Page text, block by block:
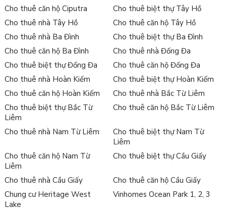
Cho thuê căn hộ Ciputra
Cho thuê biệt thự Tây Hồ
Cho thuê nhà Tây Hồ
Cho thuê căn hộ Tây Hồ
Cho thuê nhà Ba Đình
Cho thuê biệt thự Ba Đình
Cho thuê căn hộ Ba Đình
Cho thuê nhà Đống Đa
Cho thuê biệt thự Đống Đa
Cho thuê căn hộ Đống Đa
Cho thuê nhà Hoàn Kiếm
Cho thuê biệt thự Hoàn Kiếm
Cho thuê căn hộ Hoàn Kiếm
Cho thuê nhà Bắc Từ Liêm
Cho thuê biệt thự Bắc Từ
Liêm
Cho thuê căn hộ Bắc Từ Liêm
Cho thuê nhà Nam Từ Liêm
Cho thuê biệt thự Nam Từ
Liêm
Cho thuê căn hộ Nam Từ
Liêm
Cho thuê biệt thự Cầu Giấy
Cho thuê nhà Cầu Giấy
Cho thuê căn hộ Cầu Giấy
Chung cư Heritage West
Lake
Vinhomes Ocean Park 1, 2, 3